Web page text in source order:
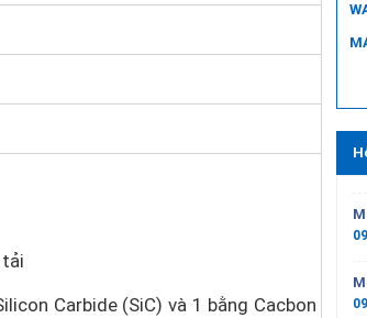
Carbide (SiC) và 1 bằng Cacbon